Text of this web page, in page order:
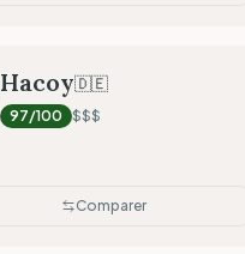
Hacoy🇩🇪
97/100 $$$
Comparer